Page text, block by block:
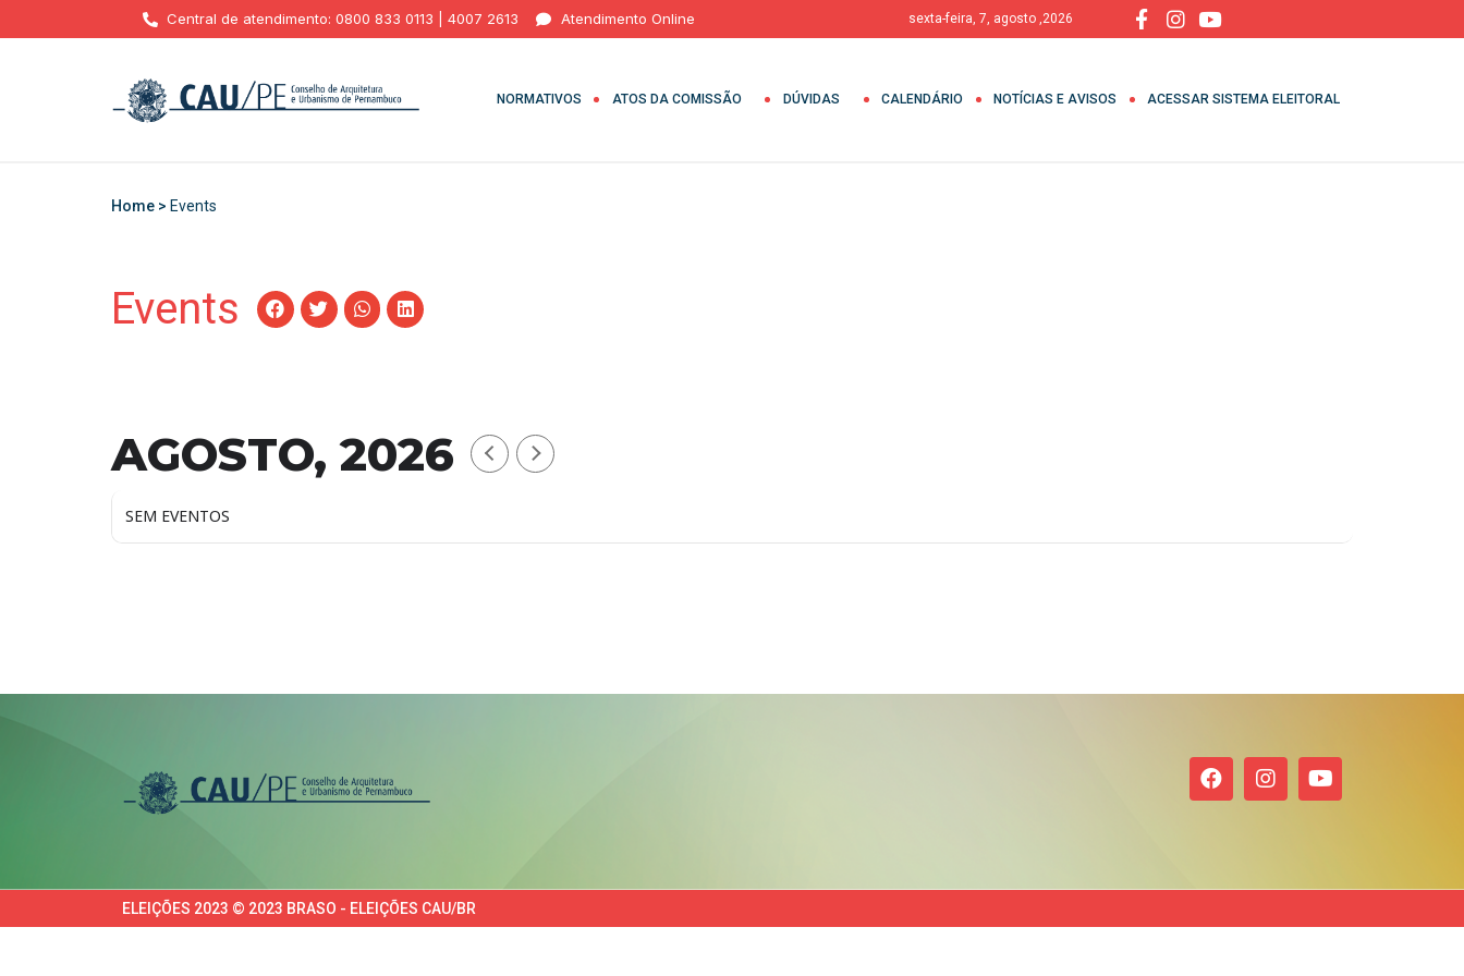
Central de atendimento: 0800 833 0113 | 4007 2613 Atendimento Online sexta-feira, 7, agosto ,2026
NORMATIVOS ATOS DA COMISSÃO DÚVIDAS CALENDÁRIO NOTÍCIAS E AVISOS ACESSAR SISTEMA ELEITORAL
Home > Events
Events
AGOSTO, 2026
SEM EVENTOS
ELEIÇÕES 2023 © 2023 BRASO - ELEIÇÕES CAU/BR